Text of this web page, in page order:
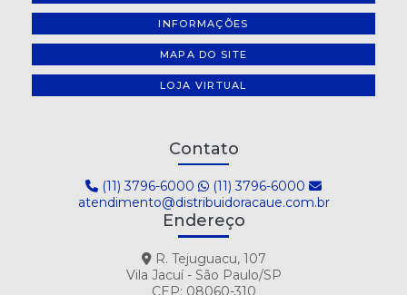
INFORMAÇÕES
MAPA DO SITE
LOJA VIRTUAL
Contato
(11) 3796-6000
(11) 3796-6000
atendimento@distribuidoracaue.com.br
Endereço
R. Tejuguacu, 107
Vila Jacuí - São Paulo/SP
CEP: 08060-310